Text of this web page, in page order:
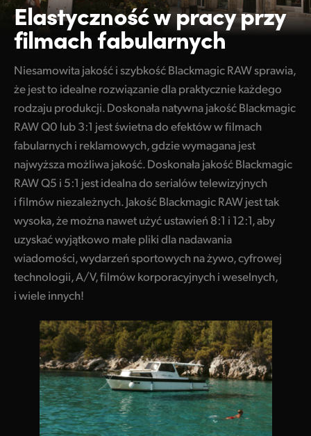
Elastyczność w pracyprzy
filmach fabularnych
Niesamowita jakość i szybkość Blackmagic RAW sprawia,
że jest to idealne rozwiązanie dla praktycznie każdego
rodzaju produkcji. Doskonała natywna jakość Blackmagic
RAW Q0 lub 3:1 jest świetna do efektów w filmach
fabularnych i reklamowych, gdzie wymagana jest
najwyższa możliwa jakość. Doskonała jakość Blackmagic
RAW Q5 i 5:1 jest idealna do serialów telewizyjnych
i filmów niezależnych. Jakość Blackmagic RAW jest tak
wysoka, że można nawet użyć ustawień 8:1 i 12:1, aby
uzyskać wyjątkowo małe pliki dla nadawania
wiadomości, wydarzeń sportowych na żywo, cyfrowej
technologii, A/V, filmów korporacyjnych i weselnych,
i wiele innych!